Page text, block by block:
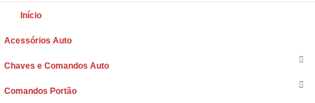
Início
Acessórios Auto
Chaves e Comandos Auto
Comandos Portão